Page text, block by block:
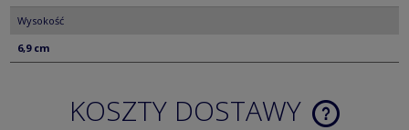
Wysokość
6,9 cm
KOSZTY DOSTAWY
CENA NIE